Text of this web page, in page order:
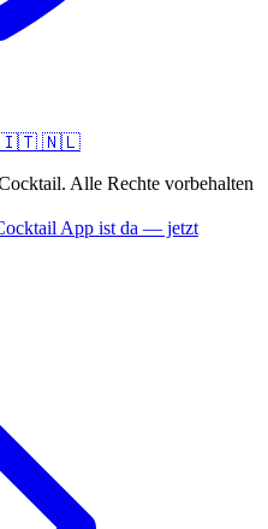
🇮🇹 🇳🇱
Alle Rechte vorbehalten
App ist da — jetzt